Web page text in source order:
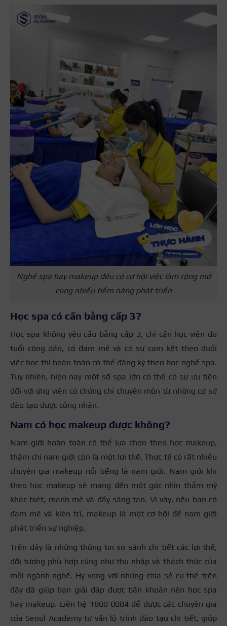
Nghề spa hay makeup đều có cơ hội việc làm rộng mở
cùng nhiều tiềm năng phát triển
Học spa có cần bằng cấp 3?
Học spa không yêu cầu bằng cấp 3, chỉ cần học viên đủ
tuổi công dân, có đam mê và có sự cam kết theo đuổi
việc học thì hoàn toàn có thể đăng ký theo học nghề spa.
Tuy nhiên, hiện nay một số spa lớn có thể có sự ưu tiên
đối với ứng viên có chứng chỉ chuyên môn từ những cơ sở
đào tạo được công nhận.
Nam có học makeup được không?
Nam giới hoàn toàn có thể lựa chọn theo học makeup,
thậm chí nam giới còn là một lợi thế. Thực tế có rất nhiều
chuyên gia makeup nổi tiếng là nam giới. Nam giới khi
theo học makeup sẽ mang đến một góc nhìn thẩm mỹ
khác biệt, mạnh mẽ và đầy sáng tạo. Vì vậy, nếu bạn có
đam mê và kiên trì, makeup là một cơ hội để nam giới
phát triển sự nghiệp.
Trên đây là những thông tin so sánh chi tiết các lợi thế,
đối tượng phù hợp cũng như thu nhập và thách thức của
mỗi ngành nghề. Hy vọng với những chia sẻ cụ thể trên
đây đã giúp bạn giải đáp được băn khoăn nên học spa
hay makeup. Liên hệ 1800 0084 để được các chuyên gia
của Seoul Academy tư vấn lộ trình đào tạo chi tiết, giúp